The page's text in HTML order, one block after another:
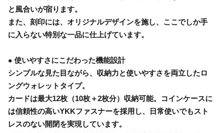
と風合いが宿ります。
また、刻印には、オリジナルデザインを施し、ここでしか手
に入らない特別な一品に仕上げています。
● 使いやすさにこだわった機能設計
シンプルな見た目ながら、収納力と使いやすさを両立したロ
ングウォレットタイプ。
カードは最大12枚（10枚＋2枚分）収納可能。コインケースに
は信頼性の高いYKKファスナーを採用し、日常使いでもスト
レスのない開閉を実現しています。